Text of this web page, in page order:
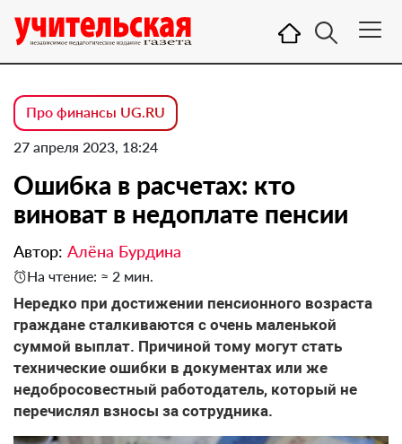
Про финансы UG.RU
27 апреля 2023, 18:24
Ошибка в расчетах: кто
виноват в недоплате пенсии
Автор: Алёна Бурдина
На чтение: ≈ 2 мин.
Нередко при достижении пенсионного возраста
граждане сталкиваются с очень маленькой
суммой выплат. Причиной тому могут стать
технические ошибки в документах или же
недобросовестный работодатель, который не
перечислял взносы за сотрудника.